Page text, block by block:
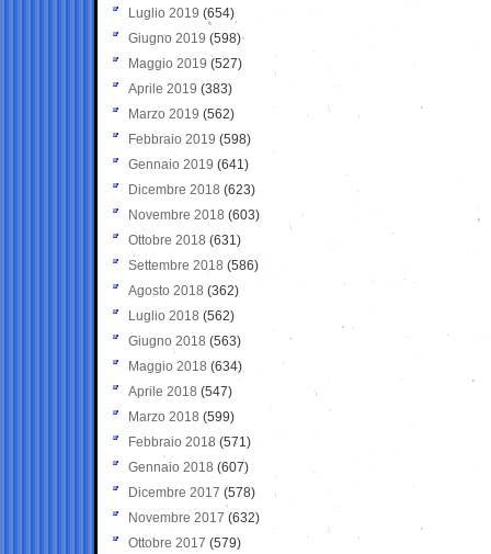
Luglio 2019 (654)
Giugno 2019 (598)
Maggio 2019 (527)
Aprile 2019 (383)
Marzo 2019 (562)
Febbraio 2019 (598)
Gennaio 2019 (641)
Dicembre 2018 (623)
Novembre 2018 (603)
Ottobre 2018 (631)
Settembre 2018 (586)
Agosto 2018 (362)
Luglio 2018 (562)
Giugno 2018 (563)
Maggio 2018 (634)
Aprile 2018 (547)
Marzo 2018 (599)
Febbraio 2018 (571)
Gennaio 2018 (607)
Dicembre 2017 (578)
Novembre 2017 (632)
Ottobre 2017 (579)